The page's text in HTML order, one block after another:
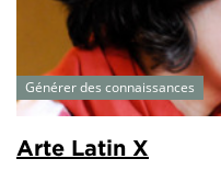
Générer des connaissances
Arte Latin X